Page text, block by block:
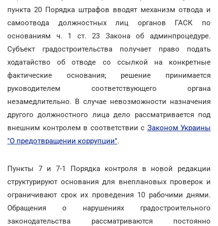
пункта 20 Порядка штрафов вводят механизм отвода и
самоотвода должностных лиц органов ГАСК по
основаниям ч. 1 ст. 23 Закона об админпроцедуре.
Субъект градостроительства получает право подать
ходатайство об отводе со ссылкой на конкретные
фактические основания; решение принимается
руководителем соответствующего органа
незамедлительно. В случае невозможности назначения
другого должностного лица дело рассматривается под
внешним контролем в соответствии с Законом Украины
"О предотвращении коррупции".
Пункты 7 и 7-1 Порядка контроля в новой редакции
структурируют основания для внеплановых проверок и
ограничивают срок их проведения 10 рабочими днями.
Обращения о нарушениях градостроительного
законодательства рассматриваются постоянно